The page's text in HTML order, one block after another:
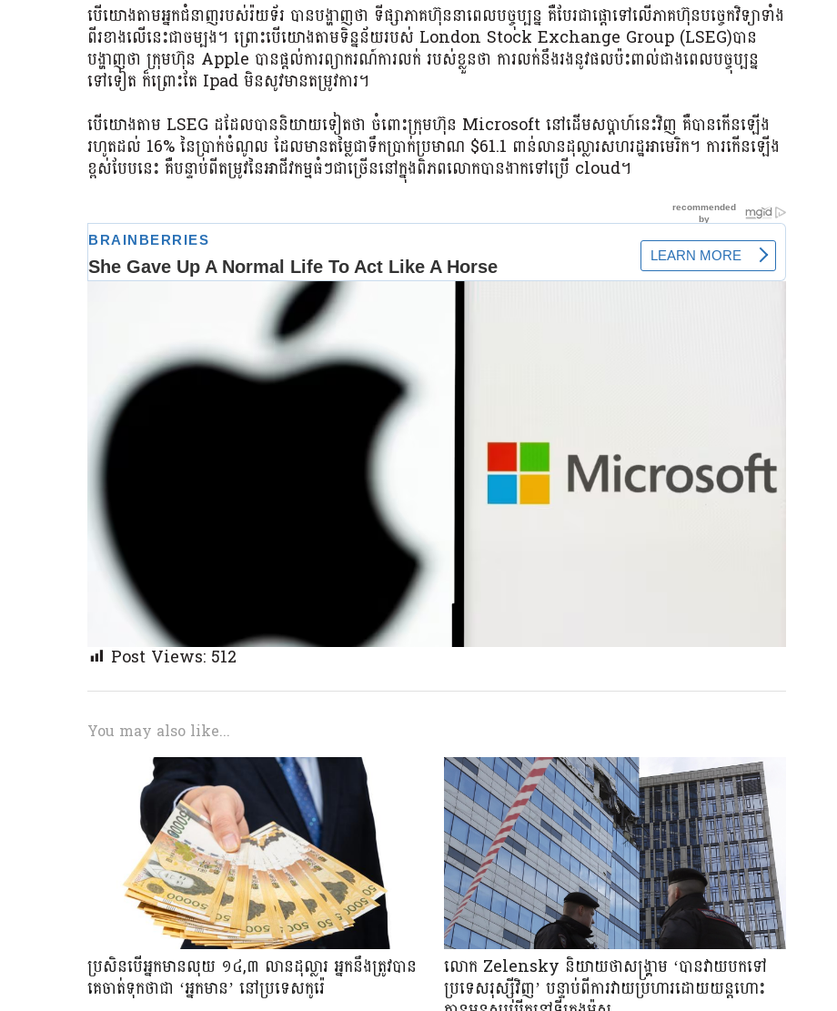
បើយោងតាមអ្នកជំនាញរបស់រ៉យទ័រ បានបង្ហាញថា ទីផ្សាភាគហ៊ុននាពេលបច្ចុប្បន្ន គឺបែរជាផ្តោទៅលើភាគហ៊ុនបច្ចេកវិទ្យាទាំង
ពីរខាងលើនេះជាចម្បង។ ព្រោះបើយោងតាមទិន្នន័យរបស់ London Stock Exchange Group (LSEG)បាន
បង្ហាញថា ក្រុមហ៊ុន Apple បានផ្តល់ការព្យាករណ៍ការលក់ របស់ខ្លួនថា ការលក់នឹងរងនូវផលប៉ះពាល់ជាងពេលបច្ចុប្បន្ន
ទៅទៀត ក៏ព្រោះតែ Ipad មិនសូវមានតម្រូវការ។
បើយោងតាម ​​LSEG ដដែលបាននិយាយទៀតថា ចំពោះក្រុមហ៊ុន Microsoft នៅដើមសប្តាហ៍នេះវិញ គឺបានកើនឡើង
រហូតដល់ 16% នៃប្រាក់ចំណូល ដែលមានតម្លៃជាទឹកប្រាក់ប្រមាណ $61.1 ពាន់លានដុល្លារសហរដ្ឋអាមេរិក។ ការកើនឡើង
ខ្ពស់បែបនេះ គឺបន្ទាប់ពីតម្រូវនៃអាជីវកម្មធំៗជាច្រើននៅក្នុងពិភពលោកបានងាកទៅប្រើ cloud។
Post Views:512
You may also like...
ប្រសិនបើអ្នកមានលុយ ១៤,៣ លានដុល្លារ អ្នកនឹងត្រូវបាន
គេចាត់ទុកថាជា ‘អ្នកមាន’ នៅប្រទេសកូរ៉េ
លោក Zelensky និយាយថាសង្រ្គាម ‘បានវាយបកទៅ
ប្រទេសរុស្ស៊ីវិញ’ បន្ទាប់ពីការវាយប្រហារដោយយន្តហោះ